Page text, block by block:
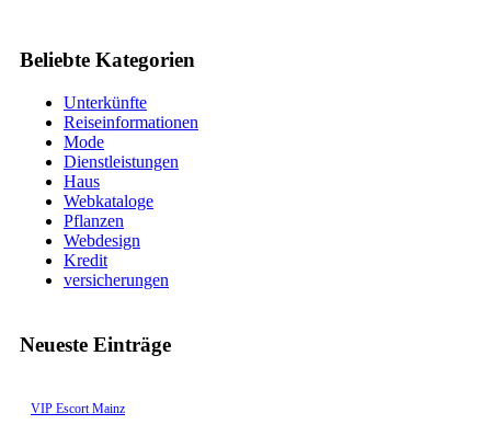
Beliebte Kategorien
Unterkünfte
Reiseinformationen
Mode
Dienstleistungen
Haus
Webkataloge
Pflanzen
Webdesign
Kredit
versicherungen
Neueste Einträge
VIP Escort Mainz